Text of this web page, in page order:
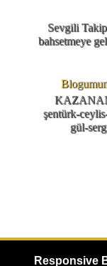
Sevgili
bahsetmeye
şentürk-
gül-
Responsive